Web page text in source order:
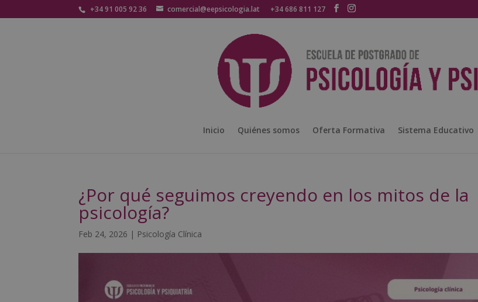
+34 91 005 92 36 comercial@eepsicologia.lat +34 686 811 127
Inicio Quiénes somos Oferta Formativa Sistema Educativo
¿Por qué seguimos creyendo en los mitos de la
psicología?
Feb 24, 2026 | Psicología Clínica